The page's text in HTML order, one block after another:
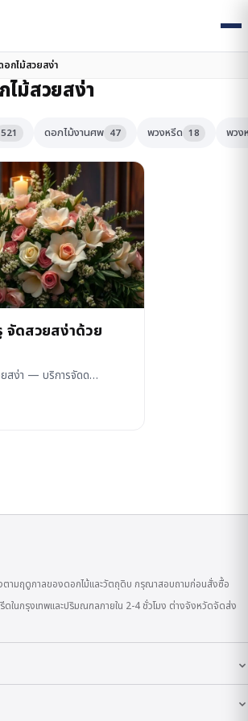
อกไม้สวยสง่า
ไม้สวยสง่า
521 ดอกไม้งานศพ 47 พวงหรีด 18 พวง
จัดสวยสง่าด้วย
สง่า — บริการจัดด…
งตามฤดูกาลของดอกไม้และวัตถุดิบ กรุณาสอบถามก่อนสั่งซื้อ
ในกรุงเทพและปริมณฑลภายใน 2-4 ชั่วโมง ต่างจังหวัดจัดส่ง